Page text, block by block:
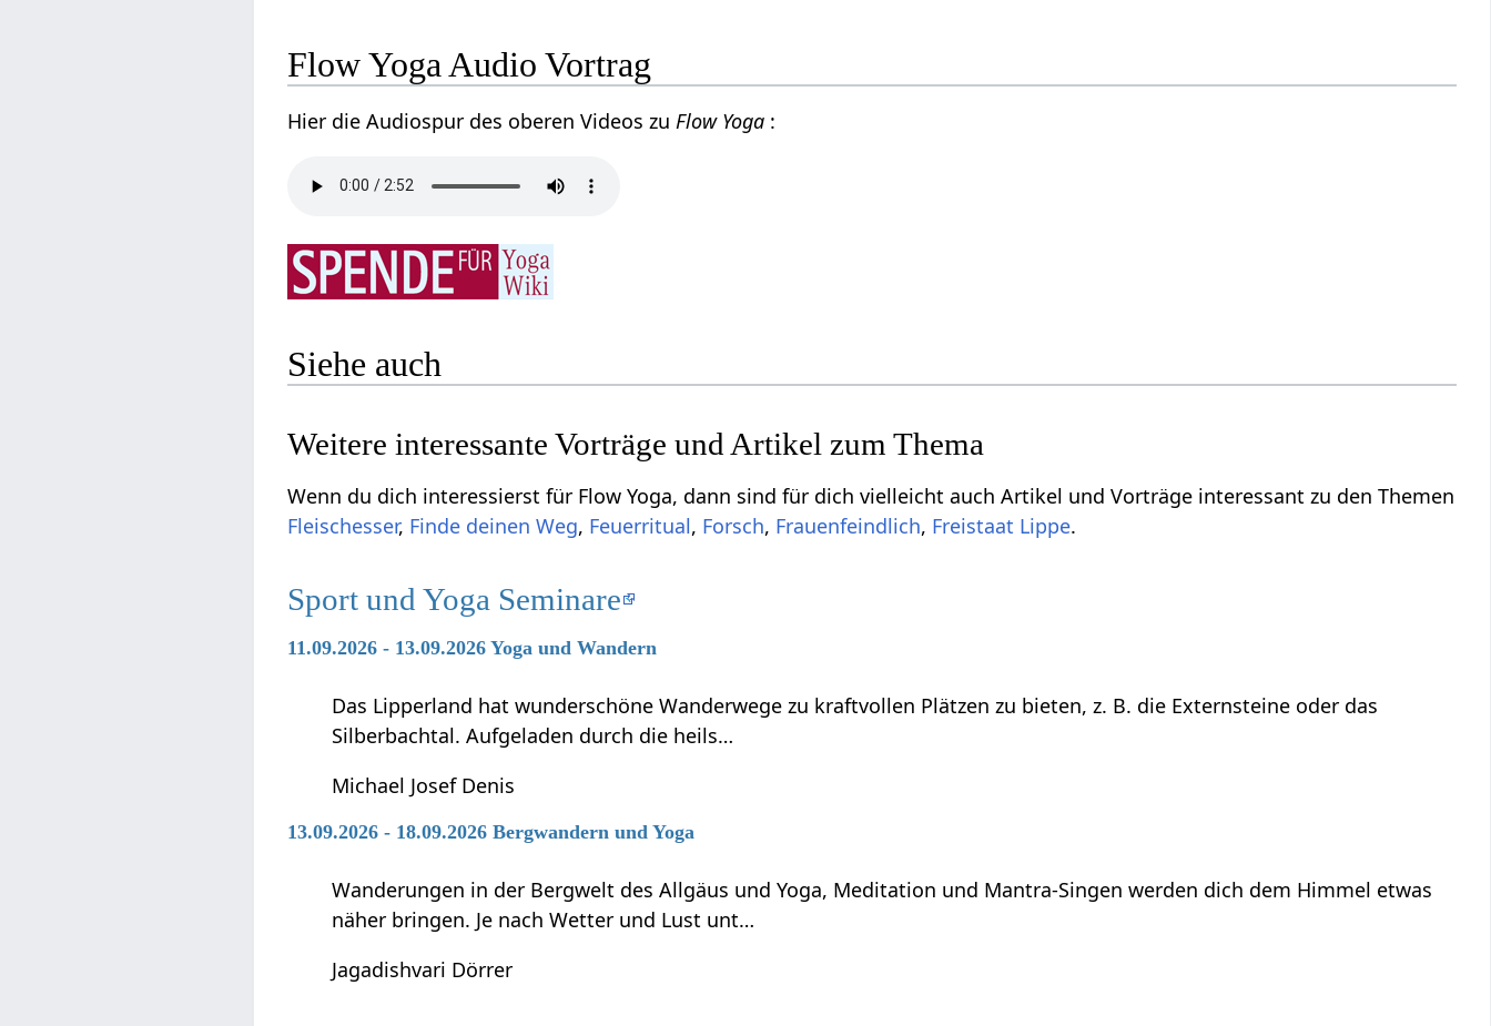
Flow Yoga Audio Vortrag
Hier die Audiospur des oberen Videos zuFlow Yoga :
Siehe auch
Weitere interessante Vorträge und Artikel zum Thema
Wenn du dich interessierst für Flow Yoga, dann sind für dich vielleicht auch Artikel und Vorträge interessant zu den Themen
Fleischesser, Finde deinen Weg, Feuerritual, Forsch, Frauenfeindlich, Freistaat Lippe.
Sport und Yoga Seminare
11.09.2026 - 13.09.2026 Yoga und Wandern
Das Lipperland hat wunderschöne Wanderwege zu kraftvollen Plätzen zu bieten, z. B. die Externsteine oder das
Silberbachtal. Aufgeladen durch die heils…
Michael Josef Denis
13.09.2026 - 18.09.2026 Bergwandern und Yoga
Wanderungen in der Bergwelt des Allgäus und Yoga, Meditation und Mantra-Singen werden dich dem Himmel etwas
näher bringen. Je nach Wetter und Lust unt…
Jagadishvari Dörrer